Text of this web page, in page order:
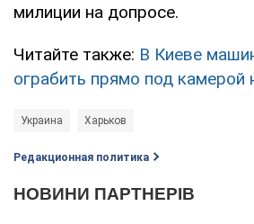
милиции на допросе.
Читайте также: В Киеве
ограбить прямо под камерой
Украина Харьков
Редакционная политика